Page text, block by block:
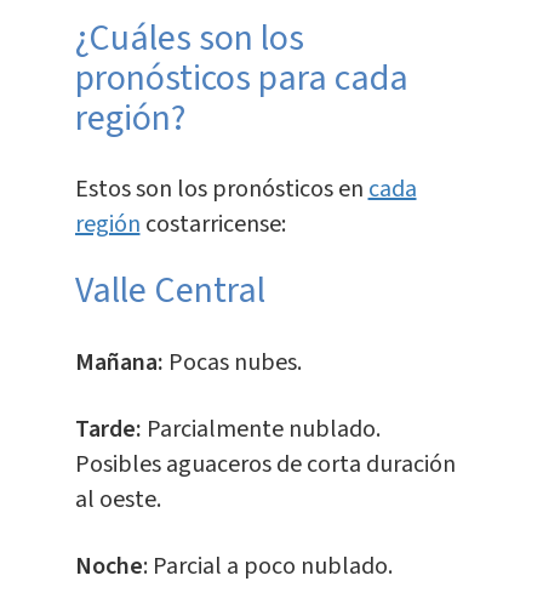
¿Cuáles son los
pronósticos para cada
región?
Estos son los pronósticos encada
regióncostarricense:
Valle Central
Mañana: Pocas nubes.
Tarde: Parcialmente nublado.
Posibles aguaceros de corta duración
al oeste.
Noche: Parcial a poco nublado.